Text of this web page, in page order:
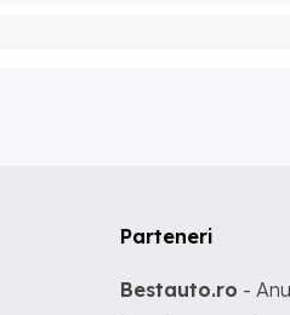
Parteneri
Bestauto.ro -